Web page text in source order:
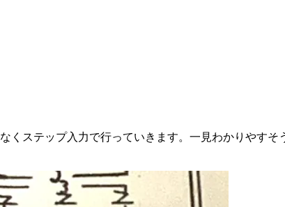
くステップ入力で行っていきます。一見わかりやす